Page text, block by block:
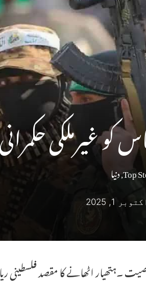
غیرملکی
Top
,دنیا
اکتوبر 1, 2025
۔ہتھیار اٹھانے کا مقصد فلسطینی